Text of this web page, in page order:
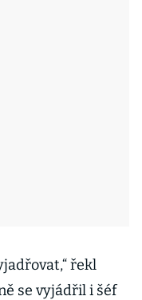
řekl
se vyjádřil i šéf